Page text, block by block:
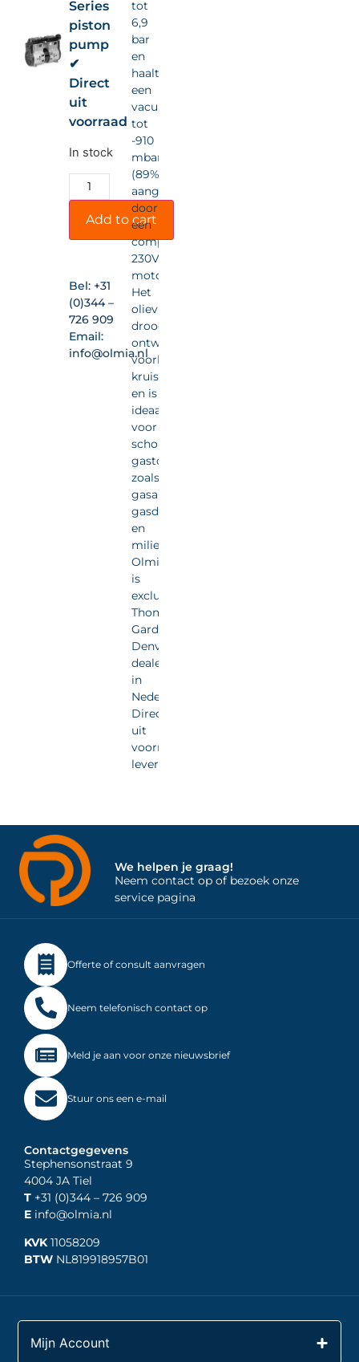
Series
piston
pump
✔
Direct
uit
voorraad
In stock
Add to cart
Bel: +31
(0)344 –
726 909
Email:
info@olmia.nl
tot
6,9
bar
en
haalt
een
vacuüm
tot
-910
mbar
(89%),
aangedreven
door
een
compacte
230VAC-
motor.
Het
olievrije,
drooglopende
ontwerp
voorkomt
kruisbesmetting
en is
ideaal
voor
schone
gastoepassingen
zoals
gasanalyse,
gasdetectie
en
milieumonitoring.
Olmia
is
exclusief
Thomas
Gardner
Denver
dealer
in
Nederland.
Direct
uit
voorraad
leverbaar.
We helpen je graag!
Neem contact op of bezoek onze
service pagina
Offerte of consult aanvragen
Neem telefonisch contact op
Meld je aan voor onze nieuwsbrief
Stuur ons een e-mail
Contactgegevens
Stephensonstraat 9
4004 JA Tiel
T +31 (0)344 – 726 909
E info@olmia.nl
KVK11058209
BTW NL819918957B01
Mijn Account